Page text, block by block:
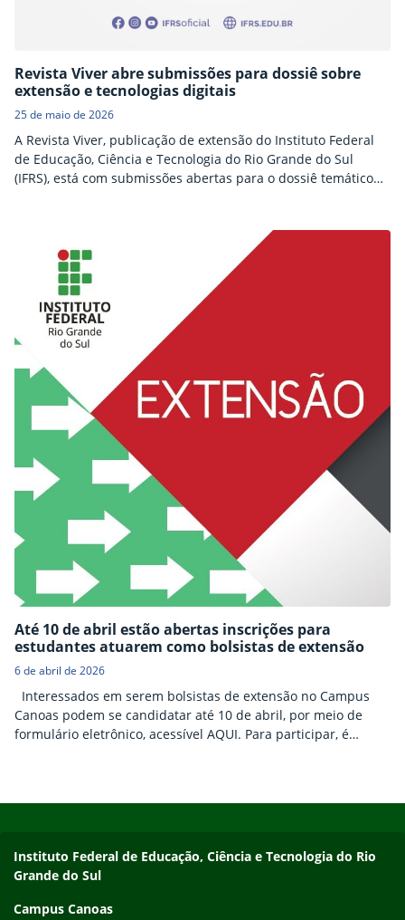
Revista Viver abre submissões para dossiê sobre
extensão e tecnologias digitais
25 de maio de 2026
A Revista Viver, publicação de extensão do Instituto Federal
de Educação, Ciência e Tecnologia do Rio Grande do Sul
(IFRS), está com submissões abertas para o dossiê temático
trabalhos podem ser enviados até 31 de agosto de 2026, na
forma de artigos ou relatos de experiência,…
Até 10 de abril estão abertas inscrições para
estudantes atuarem como bolsistas de extensão
6 de abril de 2026
Interessados em serem bolsistas de extensão no Campus
Canoas podem se candidatar até 10 de abril, por meio de
formulário eletrônico, acessível AQUI. Para participar, é
Instituto Federal de Educação, Ciência e Tecnologia do Rio
Grande do Sul
Campus Canoas